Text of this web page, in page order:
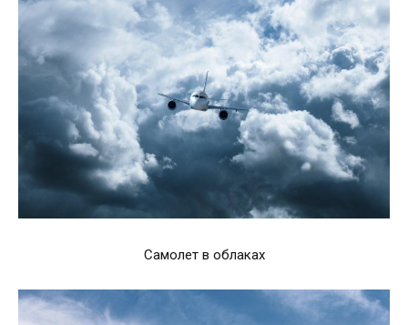
Самолет в облаках